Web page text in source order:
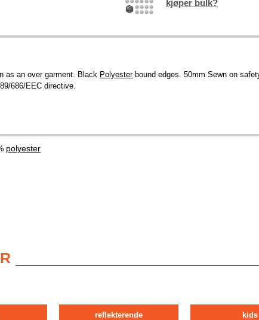
kjøper bulk?
as an over garment. Black Polyesterbound edges. 50mm Sewn on
686/EEC directive.
polyester
reflekterende kids